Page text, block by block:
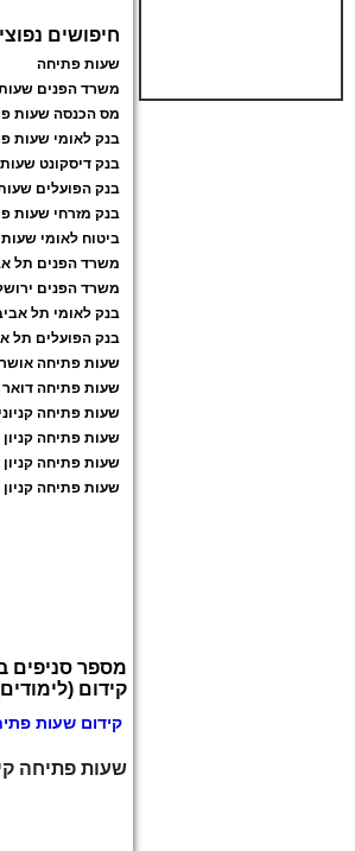
חיפושים
שעות פתיחה
משרד הפנים
מס הכנסה שעות
בנק לאומי שעות
בנק דיסקונט
בנק הפועלים
בנק מזרחי שעות
ביטוח לאומי
משרד הפנים תל
משרד הפנים
בנק לאומי תל
בנק הפועלים תל
שעות פתיחה
שעות פתיחה דואר
שעות פתיחה
שעות פתיחה קניון
שעות פתיחה קניון
שעות פתיחה
מספר סניפים
קידום
קידום שעות
שעות פתיחה